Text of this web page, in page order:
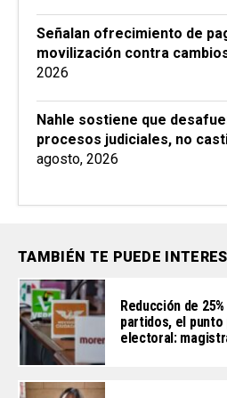
Señalan ofrecimiento de
movilización contra
2026
Nahle sostiene que
procesos judiciales, no
agosto, 2026
TAMBIÉN TE PUEDE
Reducción de
partidos, el
electoral: